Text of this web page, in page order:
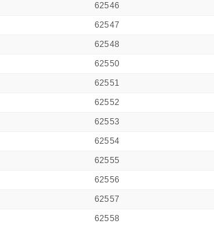
62546
62547
62548
62550
62551
62552
62553
62554
62555
62556
62557
62558